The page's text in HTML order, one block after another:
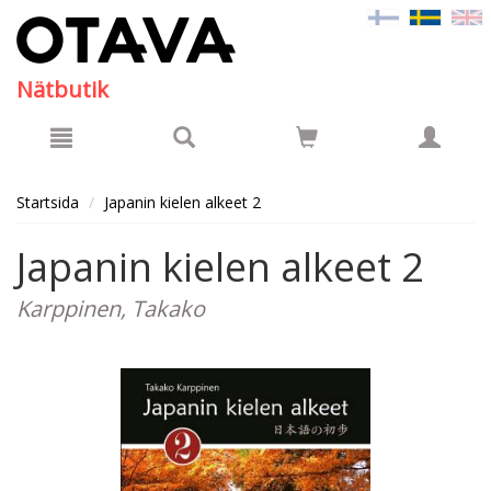
Nätbutik
Startsida Japanin kielen alkeet 2
Japanin kielen alkeet 2
Karppinen, Takako